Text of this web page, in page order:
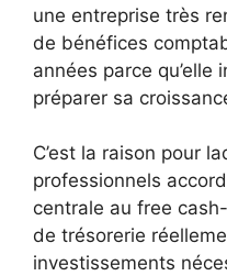
une entreprise très
de bénéfices
années parce
préparer sa
C’est la raison pour
professionnels
centrale au free
de trésorerie
investissements